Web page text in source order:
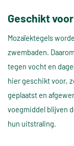
Geschikt
Mozaïektegels
zwembaden.
tegen vocht en
hier geschikt voor,
geplaatst en
voegmiddel blijven
hun uitstraling.